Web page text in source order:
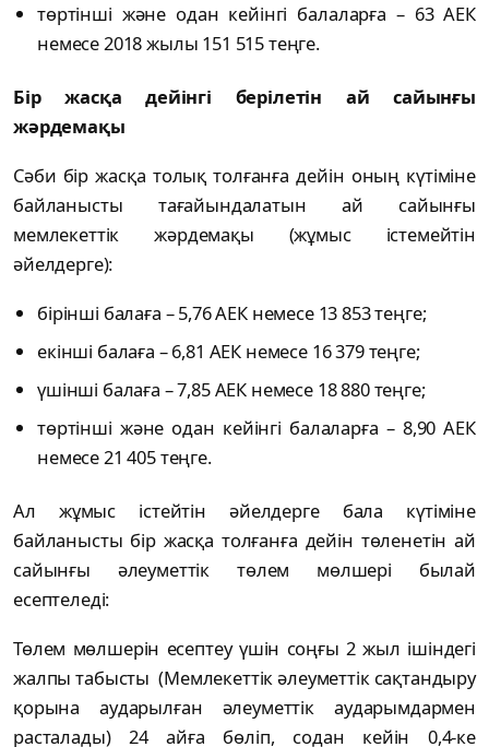
төртінші және одан кейінгі балаларға – 63 АЕК
немесе 2018 жылы 151 515 теңге.
Бір жасқа дейінгі берілетін ай сайынғы
жәрдемақы
Сәби бiр жасқа толық толғанға дейiн оның күтiмiне
байланысты тағайындалатын ай сайынғы
мемлекеттік жәрдемақы (жұмыс істемейтін
әйелдерге):
бірінші балаға – 5,76 АЕК немесе 13 853 теңге;
екінші балаға – 6,81 АЕК немесе 16 379 теңге;
үшінші балаға – 7,85 АЕК немесе 18 880 теңге;
төртінші және одан кейінгі балаларға – 8,90 АЕК
немесе 21 405 теңге.
Ал жұмыс істейтін әйелдерге бала күтіміне
байланысты бiр жасқа толғанға дейiн төленетін ай
сайынғы әлеуметтік төлем мөлшері былай
есептеледі:
Төлем мөлшерін есептеу үшін соңғы 2 жыл ішіндегі
жалпы табысты (Мемлекеттік әлеуметтік сақтандыру
қорына аударылған әлеуметтік аударымдармен
расталады) 24 айға бөліп, содан кейін 0,4-ке